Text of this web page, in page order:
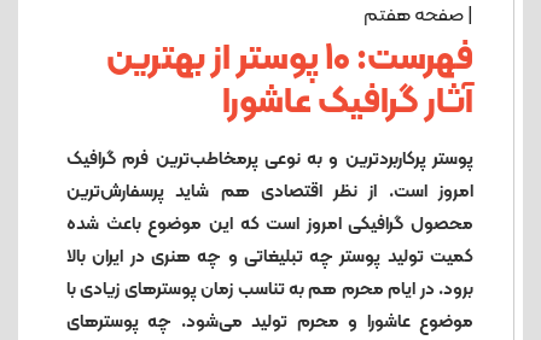
| صفحه هفتم
فهرست: 10 پوستر از بهترین
آثار گرافیک عاشورا
پوستر پرکاربردترین و به نوعی پرمخاطب‌ترین فرم گرافیک
امروز است. از نظر اقتصادی هم شاید پرسفارش‌ترین
محصول گرافیکی امروز است که این موضوع باعث شده
کمیت تولید پوستر چه تبلیغاتی و چه هنری در ایران بالا
برود. در ایام محرم هم به تناسب زمان پوسترهای زیادی با
موضوع عاشورا و محرم تولید می‌شود. چه پوسترهای